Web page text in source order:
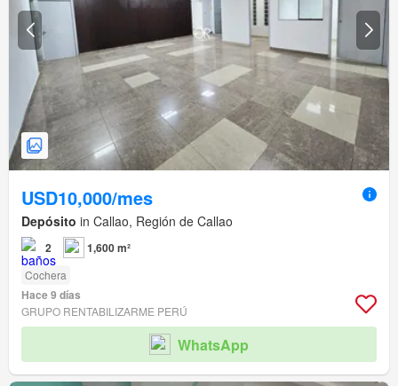
USD10,000/mes
Depósito in Callao, Región de Callao
2 1,600 m²
Cochera
Hace 9 días
GRUPO RENTABILIZARME PERÚ
WhatsApp